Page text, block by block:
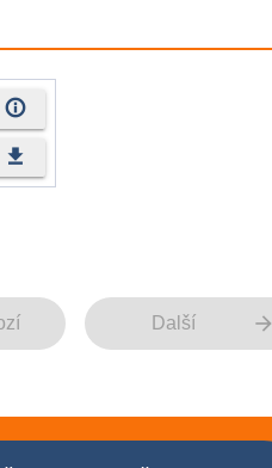
info_outline
file_download
Další arrow_forward